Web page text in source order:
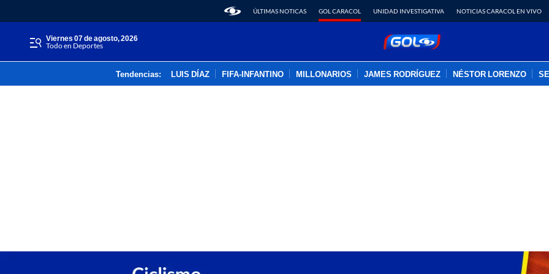
ÚLTIMAS NOTICAS GOL CARACOL UNIDAD INVESTIGATIVA NOTICIAS CARACOL EN VIVO
viernes 07 de agosto, 2026
Todo en Deportes
Tendencias: LUIS DÍAZ FIFA-INFANTINO MILLONARIOS JAMES RODRÍGUEZ NÉSTOR LORENZO